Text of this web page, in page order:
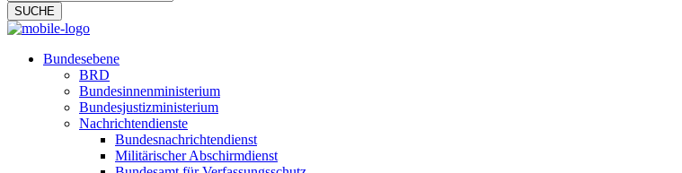
Bundesebene
BRD
Bundesinnenministerium
Bundesjustizministerium
Nachrichtendienste
Bundesnachrichtendienst
Militärischer Abschirmdienst